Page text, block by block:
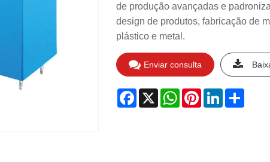
de produção avançadas e
design de produtos, fabricação de
plástico e metal.
Enviar consulta
Facebook
X WhatsApp
PinterestLinkedInShare